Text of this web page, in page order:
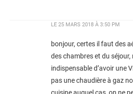
LE 25 MARS 2018 À 3:50 PM
bonjour, certes il faut des
des chambres et du séjour,
indispensable d’avoir une
pas une chaudière à gaz